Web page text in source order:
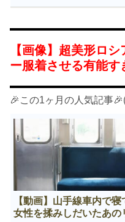
【画像】超美形ロ
ー服着させる有能す
🎉この1ヶ月の人気記事
【動画】山手線車内で寝
女性を揉みしだいたあの